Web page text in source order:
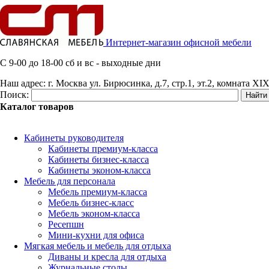
Интернет-магазин офисной мебели
C 9-00 до 18-00 сб и вс - выходные дни
Наш адрес: г. Москва ул. Бирюсинка, д.7, стр.1, эт.2, комната
Поиск:
Каталог товаров
Кабинеты руководителя
Кабинеты премиум-класса
Кабинеты бизнес-класса
Кабинеты эконом-класса
Мебель для персонала
Мебель премиум-класса
Мебель бизнес-класс
Мебель эконом-класса
Ресепшн
Мини-кухни для офиса
Мягкая мебель и мебель для отдыха
Диваны и кресла для отдыха